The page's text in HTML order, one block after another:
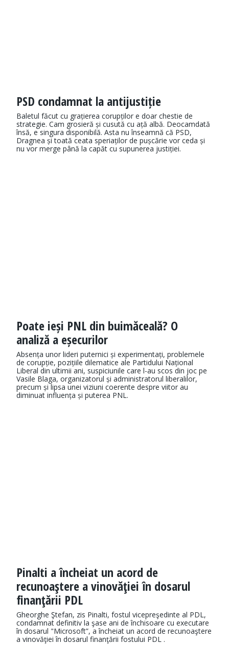
PSD condamnat la antijustiție
Baletul făcut cu grațierea corupților e doar chestie de
strategie. Cam grosieră și cusută cu ață albă. Deocamdată
însă, e singura disponibilă. Asta nu înseamnă că PSD,
Dragnea și toată ceata speriaților de pușcărie vor ceda și
nu vor merge până la capăt cu supunerea justiției.
Poate ieși PNL din buimăceală? O
analiză a eșecurilor
Absența unor lideri puternici și experimentați, problemele
de corupție, pozițiile dilematice ale Partidului Național
Liberal din ultimii ani, suspiciunile care l-au scos din joc pe
Vasile Blaga, organizatorul și administratorul liberalilor,
precum și lipsa unei viziuni coerente despre viitor au
diminuat influența și puterea PNL.
Pinalti a încheiat un acord de
recunoaştere a vinovăţiei în dosarul
finanţării PDL
Gheorghe Ştefan, zis Pinalti, fostul vicepreşedinte al PDL,
condamnat definitiv la şase ani de închisoare cu executare
în dosarul "Microsoft”, a încheiat un acord de recunoaştere
a vinovăţiei în dosarul finanţării fostului PDL .